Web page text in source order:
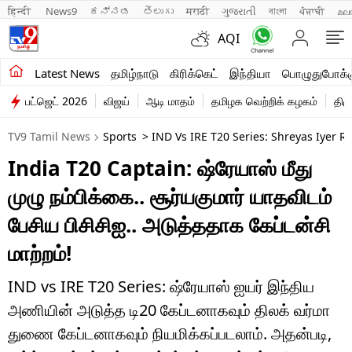
हिन्दी News9 ಕನ್ನಡ తెలుగు मराठी ગુજરાતી বাংলা ਪੰਜਾਬੀ
AQI
Latest News தமிழ்நாடு கிரிக்கெட் இந்தியா
சமீபத்திய செய்திகள்
தமிழ்நாடு
இந்தியா
உலகம்
விளையாட்டு
பொழுதுபோக்கு
லைஃப்ஸ்டைல்
வணிகம்
பட்ஜெட் 2026 விஜய் ஆடி மாதம் தமிழக வெற்றிக் கழகம்
TV9 Tamil News Sports > IND Vs IRE T20 Series: Shreyas Iyer
India T20 Captain: ஷ்ரேயாஸ் மீது
முழு நம்பிக்கை.. சூர்யகுமார் யாதவிடம்
பேசிய பிசிசிஐ.. அடுத்ததாக கேப்டன்சி
மாற்றம்!
IND vs IRE T20 Series: ஷ்ரேயாஸ் ஐயர் இந்திய
அணியின் அடுத்த டி20 கேப்டனாகவும் திலக் வர்மா
துணை கேப்டனாகவும் நியமிக்கப்படலாம். அதன்படி,